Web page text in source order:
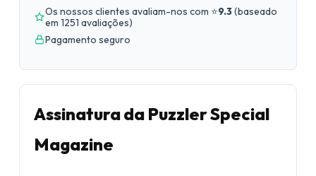
Os nossos clientes avaliam-nos com ⭐9.3(baseado
em 1251 avaliações)
Pagamento seguro
Assinatura da Puzzler Special
Magazine